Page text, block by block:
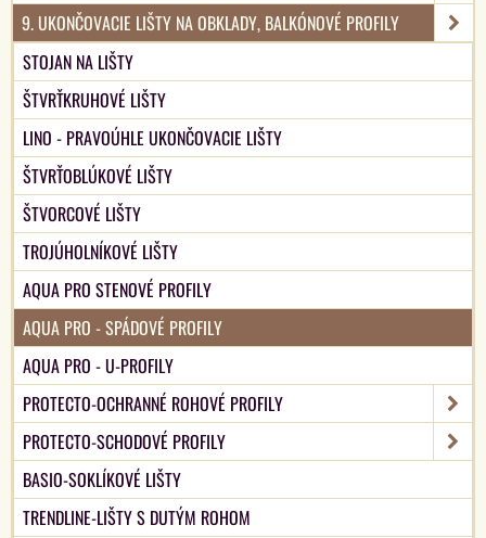
9. UKONČOVACIE LIŠTY NA OBKLADY, BALKÓNOVÉ PROFILY
STOJAN NA LIŠTY
ŠTVRŤKRUHOVÉ LIŠTY
LINO - PRAVOÚHLE UKONČOVACIE LIŠTY
ŠTVRŤOBLÚKOVÉ LIŠTY
ŠTVORCOVÉ LIŠTY
TROJÚHOLNÍKOVÉ LIŠTY
AQUA PRO STENOVÉ PROFILY
AQUA PRO - SPÁDOVÉ PROFILY
AQUA PRO - U-PROFILY
PROTECTO-OCHRANNÉ ROHOVÉ PROFILY
PROTECTO-SCHODOVÉ PROFILY
BASIO-SOKLÍKOVÉ LIŠTY
TRENDLINE-LIŠTY S DUTÝM ROHOM